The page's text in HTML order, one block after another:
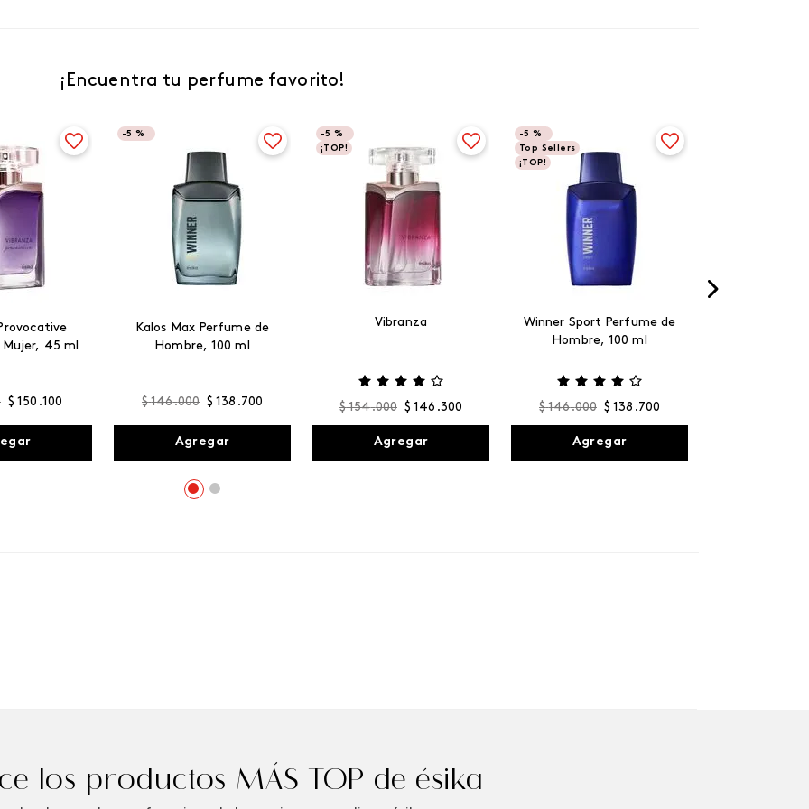
¡Encuentra tu perfume favorito!
45 ml
$ 150 .100
-5 %
Kalos Max Perfume de
Hombre, 100 ml
$ 146.000 $ 138 .700
Agregar
-5 %
¡TOP!
Vibranza
$ 154.000 $ 146 .300
Agregar
-5 %
Top Sellers
¡TOP!
Winner Sport Perfume de
Hombre, 100 ml
$ 146.000 $ 138 .700
Agregar
los productos MÁS TOP de ésika